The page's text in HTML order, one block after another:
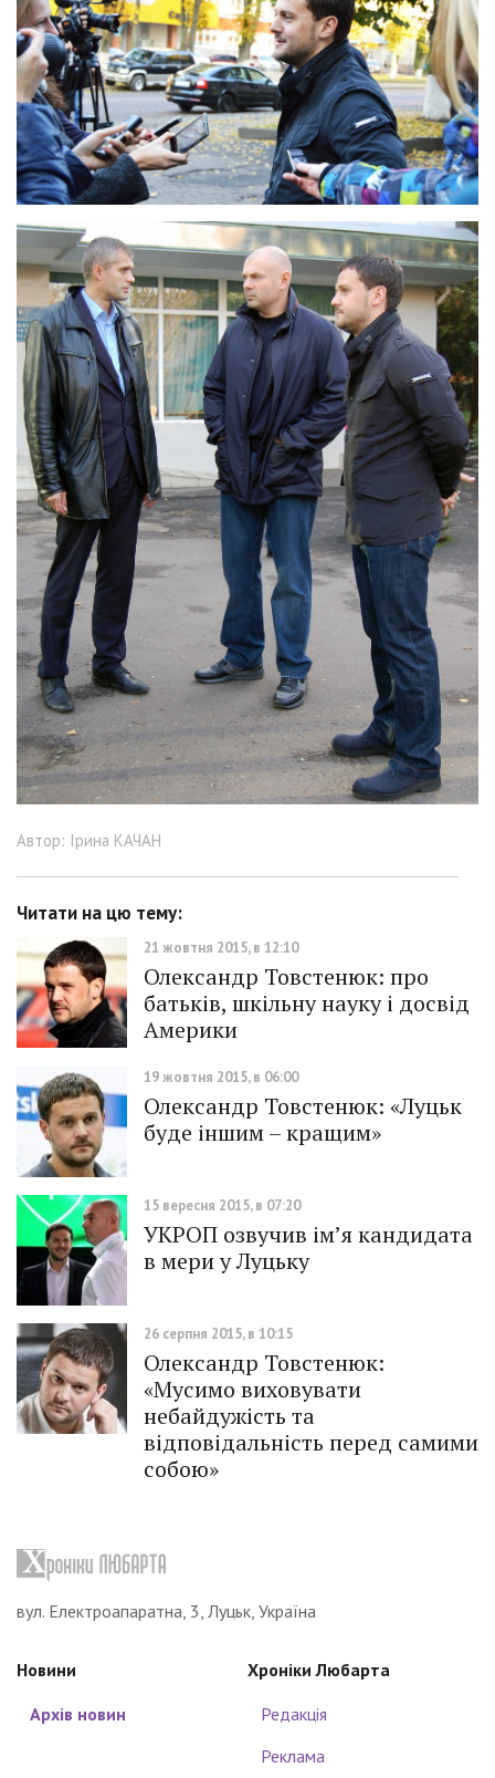
Автор: Ірина КАЧАН
Читати на цю тему:
21 жовтня 2015, в 12:10
Олександр Товстенюк: про
батьків, шкільну науку і досвід
Америки
19 жовтня 2015, в 06:00
Олександр Товстенюк: «Луцьк
буде іншим – кращим»
15 вересня 2015, в 07:20
УКРОП озвучив ім’я кандидата
в мери у Луцьку
26 серпня 2015, в 10:15
Олександр Товстенюк:
«Мусимо виховувати
небайдужість та
відповідальність перед самими
собою»
вул. Електроапаратна, 3, Луцьк, Україна
Новини
Архів новин
Хроніки Любарта
Редакція
Реклама